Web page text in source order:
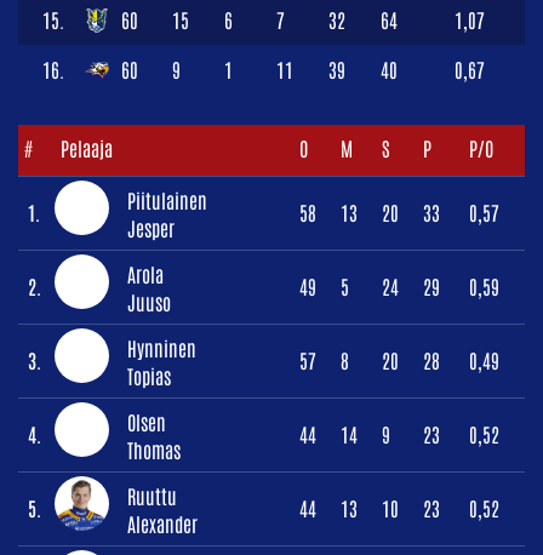
15. 60 15 6 7 32 64 1,07
16. 60 9 1 11 39 40 0,67
# Pelaaja O M S P P/O
1.
Piitulainen
Jesper
58 13 20 33 0,57
2.
Arola
Juuso
49 5 24 29 0,59
3.
Hynninen
Topias
57 8 20 28 0,49
4.
Olsen
Thomas
44 14 9 23 0,52
5.
Ruuttu
Alexander
44 13 10 23 0,52